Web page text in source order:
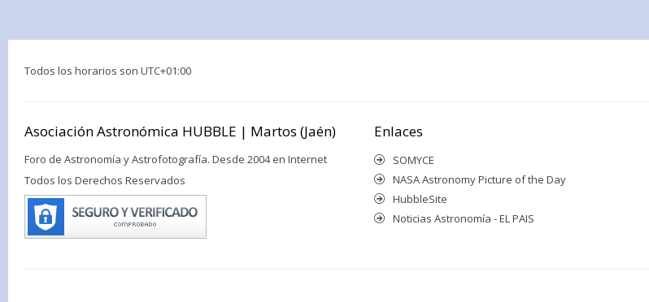
Todos los horarios son UTC+01:00
Asociación Astronómica HUBBLE | Martos (Jaén)
Foro de Astronomía y Astrofotografía. Desde 2004 en Internet
Todos los Derechos Reservados
Enlaces
SOMYCE
NASA Astronomy Picture of the Day
HubbleSite
Noticias Astronomía - EL PAIS